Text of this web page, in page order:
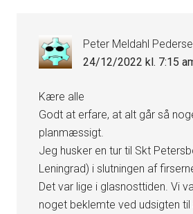
Peter Meldahl
24/12/2022 kl. 7:15
Kære alle
Godt at erfare, at alt går så
planmæssigt.
Jeg husker en tur til Skt
Leningrad) i slutningen af
Det var lige i glasnosttiden. Vi
noget beklemte ved udsigten